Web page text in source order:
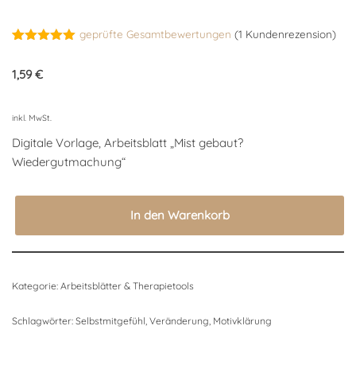
von 5,
geprüfte Gesamtbewertungen (1 Kundenrezension)
1,59€
inkl. MwSt.
Digitale Vorlage, Arbeitsblatt „Mist gebaut?
Wiedergutmachung“
In den Warenkorb
Kategorie: Arbeitsblätter & Therapietools
Schlagwörter: Selbstmitgefühl Veränderung Motivklärung